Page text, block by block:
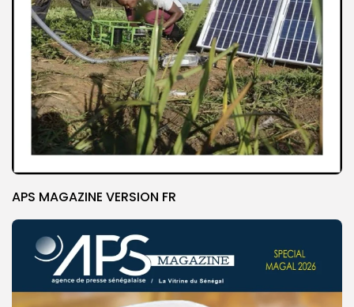
APS MAGAZINE VERSION FR